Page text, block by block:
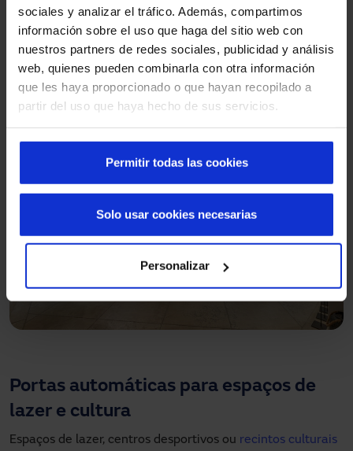
sociales y analizar el tráfico. Además, compartimos
información sobre el uso que haga del sitio web con
nuestros partners de redes sociales, publicidad y análisis
web, quienes pueden combinarla con otra información
que les haya proporcionado o que hayan recopilado a
partir del uso que haya hecho de sus servicios.
Permitir todas las cookies
Personalizar
Solo usar cookies necesarias
Ver portas automáticas por setor
Portas automáticas para espaços de
lazer e cultura
Espaços de lazer, centros desportivos ou recintos culturais